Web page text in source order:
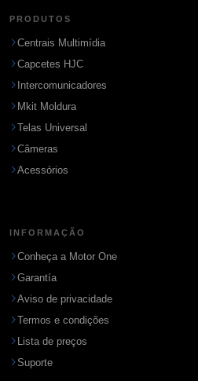
PRODUTOS
Centrais Multimídia
Capcetes HJC
Intercomunicadores
Mkit Moldura
Telas Universal
Câmeras
Acessórios
INFORMAÇÃO
Conheça a Motor One
Garantía
Aviso de privacidade
Termos e condições
Lista de preços
Suporte